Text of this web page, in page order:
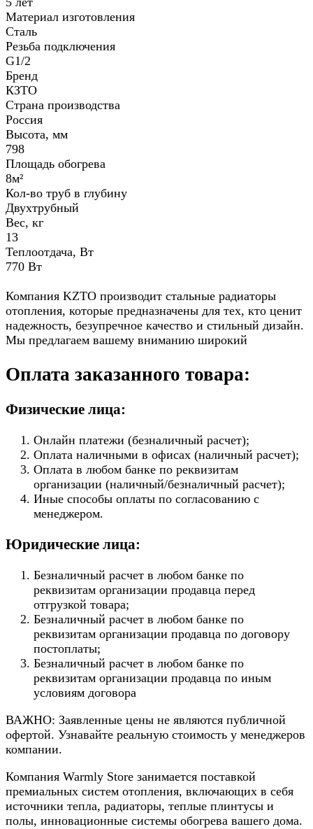
Материал изготовления
Сталь
Резьба подключения
G1/2
Бренд
КЗТО
Страна производства
Россия
Высота, мм
798
Площадь обогрева
8м²
Кол-во труб в глубину
Двухтрубный
Вес, кг
13
Теплоотдача, Вт
770 Вт
Компания KZTO производит стальные радиаторы
отопления, которые предназначены для тех, кто ценит
надежность, безупречное качество и стильный дизайн.
Мы предлагаем вашему вниманию широкий
Оплата заказанного товара:
Физические лица:
Онлайн платежи (безналичный расчет);
Оплата наличными в офисах (наличный расчет);
Оплата в любом банке по реквизитам
организации (наличный/безналичный расчет);
Иные способы оплаты по согласованию с
менеджером.
Юридические лица:
Безналичный расчет в любом банке по
реквизитам организации продавца перед
отгрузкой товара;
Безналичный расчет в любом банке по
реквизитам организации продавца по договору
постоплаты;
Безналичный расчет в любом банке по
реквизитам организации продавца по иным
условиям договора
ВАЖНО: Заявленные цены не являются публичной
офертой. Узнавайте реальную стоимость у менеджеров
компании.
Компания Warmly Store занимается поставкой
премиальных систем отопления, включающих в себя
источники тепла, радиаторы, теплые плинтусы и
полы, инновационные системы обогрева вашего дома.